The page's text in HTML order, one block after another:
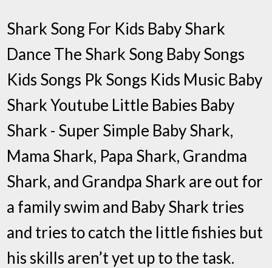
Shark Song For Kids Baby Shark
Dance The Shark Song Baby Songs
Kids Songs Pk Songs Kids Music Baby
Shark Youtube Little Babies Baby
Shark - Super Simple Baby Shark,
Mama Shark, Papa Shark, Grandma
Shark, and Grandpa Shark are out for
a family swim and Baby Shark tries
and tries to catch the little fishies but
his skills aren’t yet up to the task.